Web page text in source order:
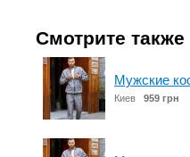
Смотрите также
Мужские
Киев 959 грн